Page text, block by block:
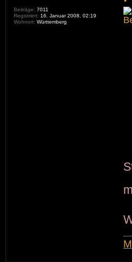
Beiträge: 7011
Registriert: 16. Januar 2008, 02:19
Wohnort: Württemberg